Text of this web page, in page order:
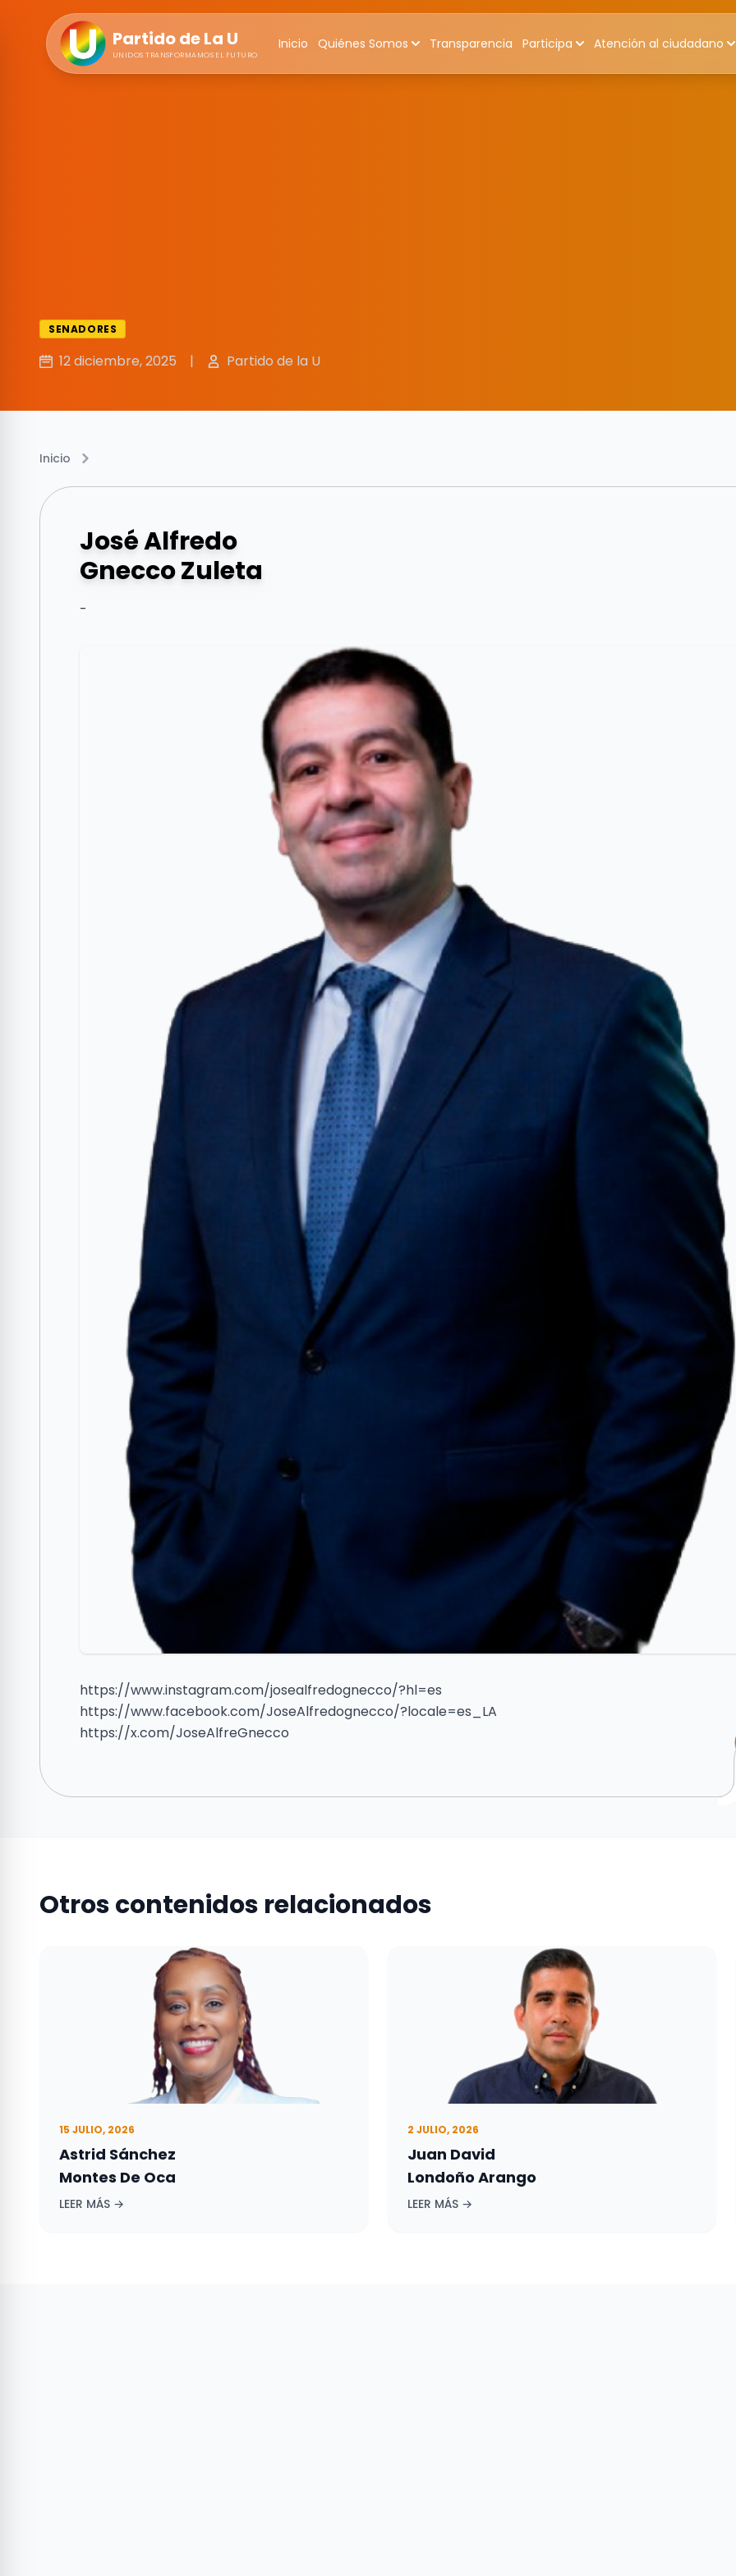
Partido de La U
UNIDOS TRANSFORMAMOS EL FUTURO
Inicio Quiénes Somos Transparencia Participa Atención al ciudadano
SENADORES
12 diciembre, 2025 | Partido de la U
Inicio
José Alfredo
Gnecco Zuleta
-
https://www.instagram.com/josealfredognecco/?hl=es
https://www.facebook.com/JoseAlfredognecco/?locale=es_LA
https://x.com/JoseAlfreGnecco
Otros contenidos relacionados
15 JULIO, 2026
Astrid Sánchez
Montes De Oca
LEER MÁS →
2 JULIO, 2026
Juan David
Londoño Arango
LEER MÁS →